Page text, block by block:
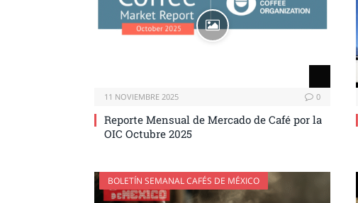
11 NOVIEMBRE 2025 0
Reporte Mensual de Mercado de Café por la
OIC Octubre 2025
BOLETÍN SEMANAL CAFÉS DE MÉXICO